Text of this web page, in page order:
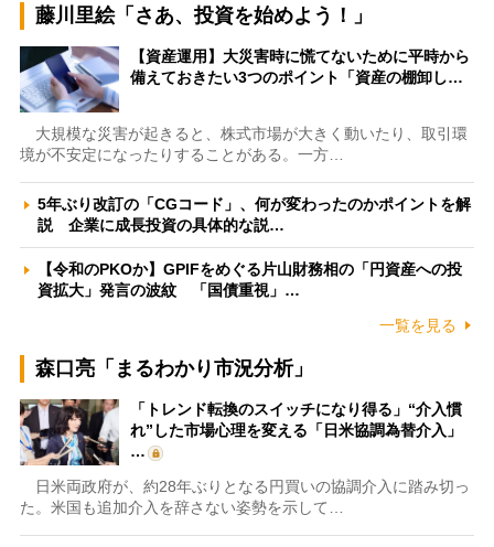
藤川里絵「さあ、投資を始めよう！」
【資産運用】大災害時に慌てないために平時から
備えておきたい3つのポイント「資産の棚卸し…
大規模な災害が起きると、株式市場が大きく動いたり、取引環
境が不安定になったりすることがある。一方…
5年ぶり改訂の「CGコード」、何が変わったのかポイントを解
説 企業に成長投資の具体的な説…
【令和のPKOか】GPIFをめぐる片山財務相の「円資産への投
資拡大」発言の波紋 「国債重視」…
一覧を見る
森口亮「まるわかり市況分析」
「トレンド転換のスイッチになり得る」“介入慣
れ”した市場心理を変える「日米協調為替介入」
…
日米両政府が、約28年ぶりとなる円買いの協調介入に踏み切っ
た。米国も追加介入を辞さない姿勢を示して…